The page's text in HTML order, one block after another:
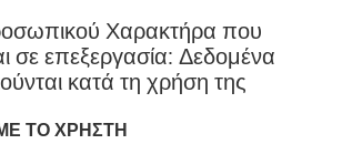
Χαρακτήρα που
σε επεξεργασία: Δεδομένα
κατά τη χρήση της
ΤΟ ΧΡΉΣΤΗ